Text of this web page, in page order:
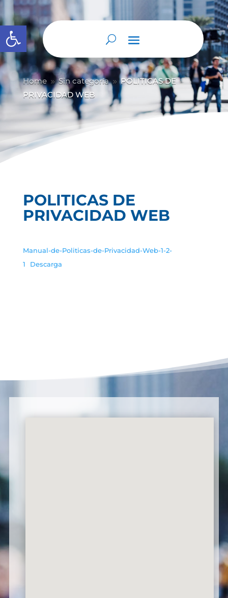
Abrir barra de herramientas
Home 9 Sin categoría 9 POLITICAS DE
PRIVACIDAD WEB
POLITICAS DE
PRIVACIDAD WEB
Manual-de-Politicas-de-Privacidad-Web-1-2-
1
Descarga